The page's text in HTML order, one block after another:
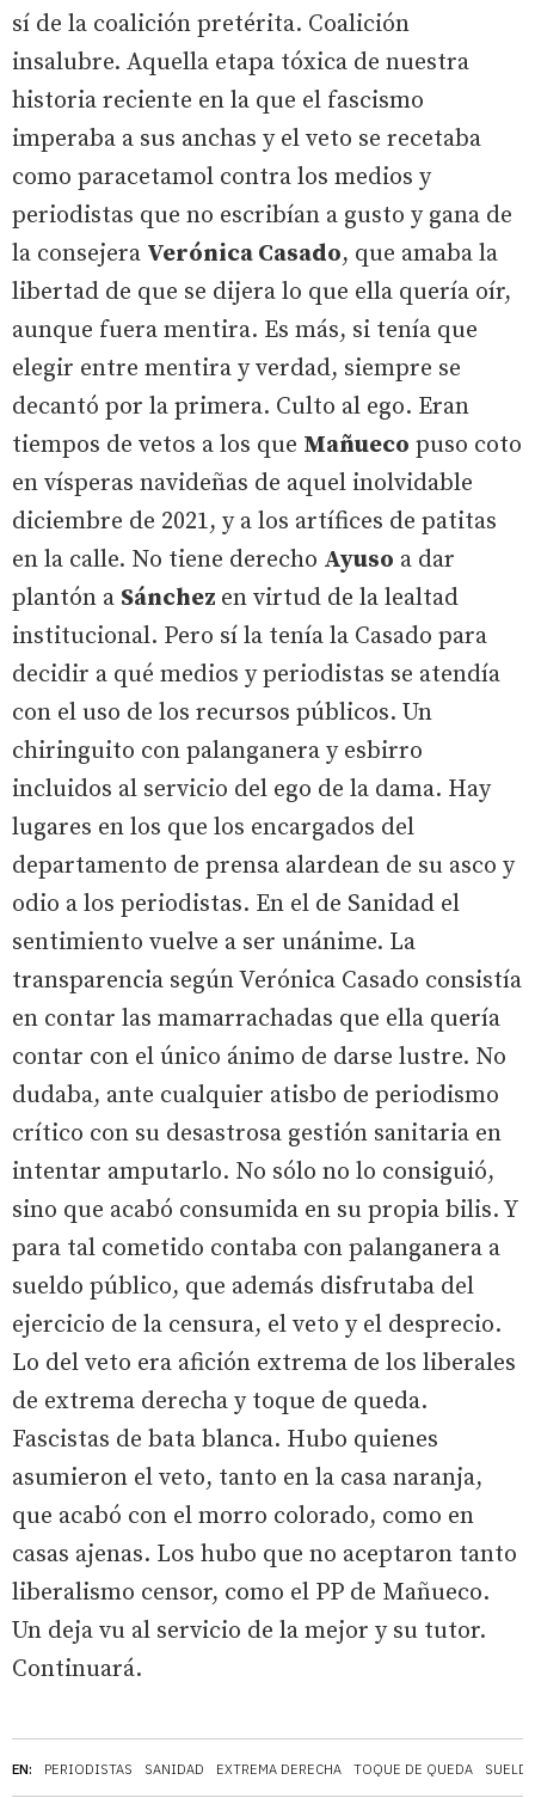
EN: PERIODISTAS SANIDAD EXTREMA DERECHA TOQUE DE QUEDA
sí de la coalición pretérita. Coalición
insalubre. Aquella etapa tóxica de nuestra
historia reciente en la que el fascismo
imperaba a sus anchas y el veto se recetaba
como paracetamol contra los medios y
periodistas que no escribían a gusto y gana de
la consejera Verónica Casado, que amaba la
libertad de que se dijera lo que ella quería oír,
aunque fuera mentira. Es más, si tenía que
elegir entre mentira y verdad, siempre se
decantó por la primera. Culto al ego. Eran
tiempos de vetos a los que Mañueco puso coto
en vísperas navideñas de aquel inolvidable
diciembre de 2021, y a los artífices de patitas
en la calle. No tiene derecho Ayuso a dar
plantón a Sánchez en virtud de la lealtad
institucional. Pero sí la tenía la Casado para
decidir a qué medios y periodistas se atendía
con el uso de los recursos públicos. Un
chiringuito con palanganera y esbirro
incluidos al servicio del ego de la dama. Hay
lugares en los que los encargados del
departamento de prensa alardean de su asco y
odio a los periodistas. En el de Sanidad el
sentimiento vuelve a ser unánime. La
transparencia según Verónica Casado consistía
en contar las mamarrachadas que ella quería
contar con el único ánimo de darse lustre. No
dudaba, ante cualquier atisbo de periodismo
crítico con su desastrosa gestión sanitaria en
intentar amputarlo. No sólo no lo consiguió,
sino que acabó consumida en su propia bilis. Y
para tal cometido contaba con palanganera a
sueldo público, que además disfrutaba del
ejercicio de la censura, el veto y el desprecio.
Lo del veto era afición extrema de los liberales
de extrema derecha y toque de queda.
Fascistas de bata blanca. Hubo quienes
asumieron el veto, tanto en la casa naranja,
que acabó con el morro colorado, como en
casas ajenas. Los hubo que no aceptaron tanto
liberalismo censor, como el PP de Mañueco.
Un deja vu al servicio de la mejor y su tutor.
Continuará.